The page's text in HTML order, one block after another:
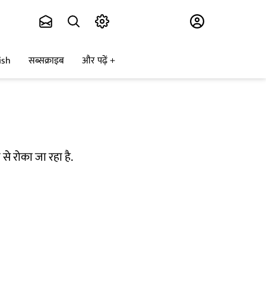
सब्सक्राइब और पढ़ें
रोका जा रहा है.